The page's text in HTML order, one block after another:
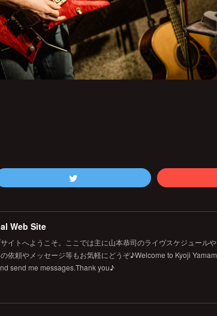
Web Site
イトへようこそ。ここでは主に山本恭司のライヴスケジュール
依頼やメッセージ等もお気軽にどうぞ♪Welcome to Kyoji
send me messages.Thank you♪